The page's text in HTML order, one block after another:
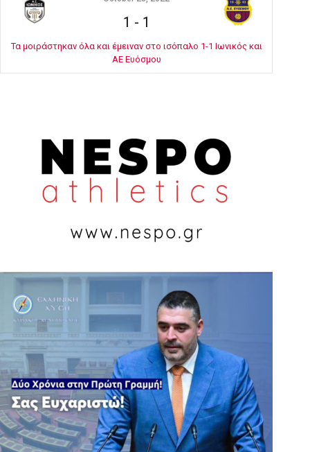
1 - 1
Τα μοιράστηκαν όλα και έμειναν στο ισόπαλο 1-1 Ιωνικός και
ΑΕ Ευόσμου